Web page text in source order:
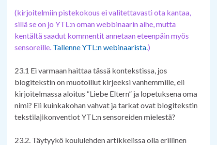
(kirjoitelmiin pistekokous ei valitettavasti ota kantaa,
sillä se on jo YTL:n oman webbinaarin aihe, mutta
kentältä saadut kommentit annetaan eteenpäin myös
sensoreille. Tallenne YTL:n webinaarista.)
23.1 Ei varmaan haittaa tässä kontekstissa, jos
blogitekstin on muotoillut kirjeeksi vanhemmille, eli
kirjoitelmassa aloitus “Liebe Eltern” ja lopetuksena oma
nimi? Eli kuinkakohan vahvat ja tarkat ovat blogitekstin
tekstilajikonventiot YTL:n sensoreiden mielestä?
23.2. Täytyykö koululehden artikkelissa olla erillinen